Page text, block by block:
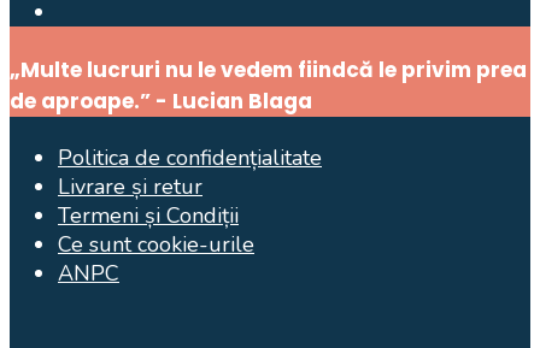
Window
„Multe lucruri nu le vedem fiindcă le privim prea
de aproape.” - Lucian Blaga
Politica de confidențialitate
Livrare și retur
Termeni și Condiții
Ce sunt cookie-urile
ANPC